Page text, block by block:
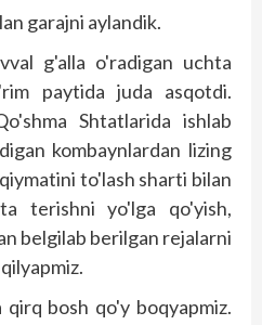
garajni aylandik.
g'alla o'radigan uchta
paytida juda asqotdi.
Shtatlarida ishlab
kombaynlardan lizing
to'lash sharti bilan
terishni yo'lga qo'yish,
belgilab berilgan rejalarni
qirq bosh qo'y boqyapmiz.